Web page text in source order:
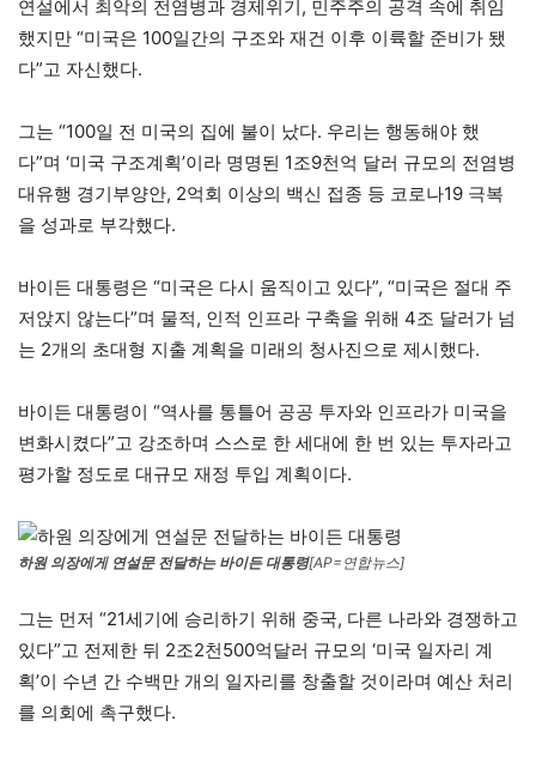
연설에서 최악의 전염병과 경제위기, 민주주의 공격 속에 취임
했지만 “미국은 100일간의 구조와 재건 이후 이륙할 준비가 됐
다”고 자신했다.
그는 “100일 전 미국의 집에 불이 났다. 우리는 행동해야 했
다”며 ‘미국 구조계획’이라 명명된 1조9천억 달러 규모의 전염병
대유행 경기부양안, 2억회 이상의 백신 접종 등 코로나19 극복
을 성과로 부각했다.
바이든 대통령은 “미국은 다시 움직이고 있다”, “미국은 절대 주
저앉지 않는다”며 물적, 인적 인프라 구축을 위해 4조 달러가 넘
는 2개의 초대형 지출 계획을 미래의 청사진으로 제시했다.
바이든 대통령이 “역사를 통틀어 공공 투자와 인프라가 미국을
변화시켰다”고 강조하며 스스로 한 세대에 한 번 있는 투자라고
평가할 정도로 대규모 재정 투입 계획이다.
하원 의장에게 연설문 전달하는 바이든 대통령[AP=연합뉴스]
그는 먼저 “21세기에 승리하기 위해 중국, 다른 나라와 경쟁하고
있다”고 전제한 뒤 2조2천500억달러 규모의 ‘미국 일자리 계
획’이 수년 간 수백만 개의 일자리를 창출할 것이라며 예산 처리
를 의회에 촉구했다.